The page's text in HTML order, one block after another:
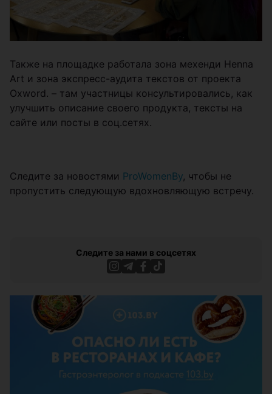
Также на площадке работала зона мехенди Henna
Art и зона экспресс-аудита текстов от проекта
Oxword. – там участницы консультировались, как
улучшить описание своего продукта, тексты на
сайте или посты в соц.сетях.
Следите за новостями ProWomenBy, чтобы не
пропустить следующую вдохновляющую встречу.
Следите за нами в соцсетях